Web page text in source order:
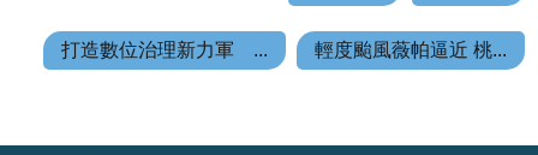
打造數位治理新力軍 ... 輕度颱風薇帕逼近 桃...